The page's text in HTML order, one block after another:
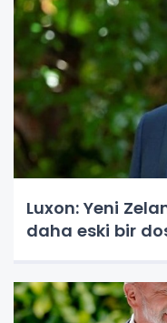
Luxon: Yeni
daha eski bir